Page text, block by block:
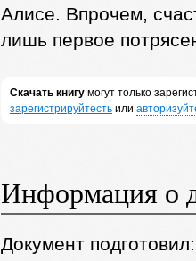
Алисе. Впрочем,
лишь первое
Скачать книгумогут только
зарегистрируйтестьили
Информация о
Документ